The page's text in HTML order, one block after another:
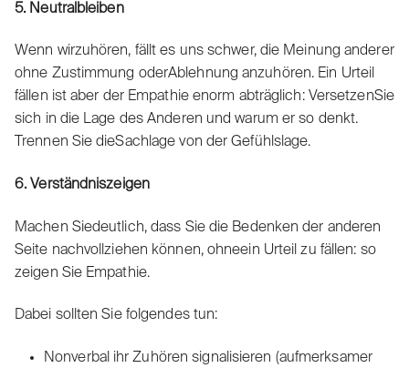
5. Neutralbleiben
Wenn wirzuhören, fällt es uns schwer, die Meinung anderer
ohne Zustimmung oderAblehnung anzuhören. Ein Urteil
fällen ist aber der Empathie enorm abträglich: VersetzenSie
sich in die Lage des Anderen und warum er so denkt.
Trennen Sie dieSachlage von der Gefühlslage.
6. Verständniszeigen
Machen Siedeutlich, dass Sie die Bedenken der anderen
Seite nachvollziehen können, ohneein Urteil zu fällen: so
zeigen Sie Empathie.
Dabei sollten Sie folgendes tun:
Nonverbal ihr Zuhören signalisieren (aufmerksamer